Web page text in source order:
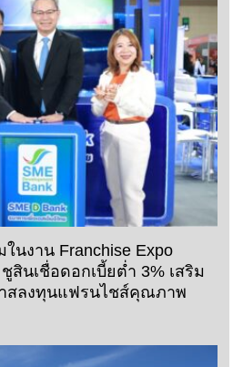
ในงาน Franchise Expo
นเชื่อดอกเบี้ยต่ำ 3% เสริม
สลงทุนแฟรนไชส์คุณภาพ